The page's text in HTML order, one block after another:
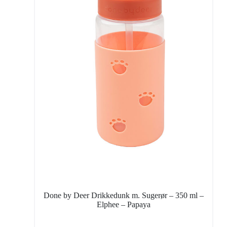
Done by Deer Drikkedunk m. Sugerør – 350 ml –
Elphee – Papaya